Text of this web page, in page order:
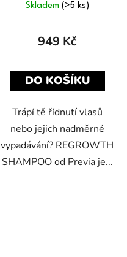
Skladem (>5 ks)
949 Kč
DO KOŠÍKU
Trápí tě řídnutí vlasů
nebo jejich nadměrné
vypadávání? REGROWTH
SHAMPOO od Previa je...